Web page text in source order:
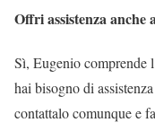
Offri assistenza
Sì, Eugenio comprende
hai bisogno di
contattalo comunque e